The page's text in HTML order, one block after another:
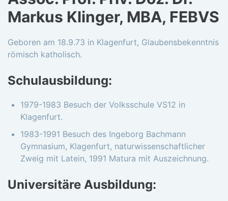
Markus Klinger, MBA, FEBVS
Geboren am 18.9.73 in Klagenfurt, Glaubensbekenntnis
römisch katholisch.
Schulausbildung:
1979-1983 Besuch der Volksschule VS12 in
Klagenfurt.
1983-1991 Besuch des Ingeborg Bachmann
Gymnasium, Klagenfurt, naturwissenschaftlicher
Zweig mit Latein, 1991 Matura mit Auszeichnung.
Universitäre Ausbildung: